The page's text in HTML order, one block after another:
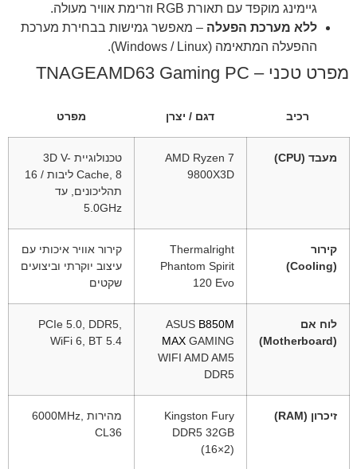
גיימינג מוקפד עם תאורת RGB וזרימת אוויר מעולה.
ללא מערכת הפעלה – מאפשר גמישות בבחירת מערכת
ההפעלה המתאימה (Windows / Linux).
מפרט טכני – TNAGEAMD63 Gaming PC
רכיב דגם / יצרן מפרט
מעבד (CPU)
AMD Ryzen 7
9800X3D
טכנולוגיית 3D V-
Cache, 8 ליבות / 16
תהליכונים, עד
‎5.0GHz‎
קירור
(Cooling)
Thermalright
Phantom Spirit
120 Evo
קירור אוויר איכותי עם
עיצוב יוקרתי וביצועים
שקטים
לוח אם
(Motherboard)
ASUS B850M
MAX GAMING
WIFI AMD AM5
DDR5
PCIe 5.0, DDR5,
WiFi 6, BT 5.4
זיכרון (RAM)
Kingston Fury
DDR5 32GB
(16×2)
מהירות ‎6000MHz‎,
CL36